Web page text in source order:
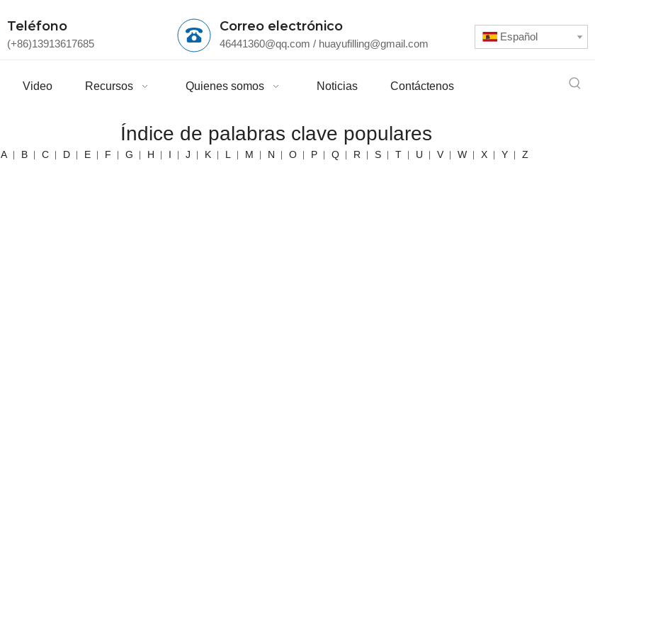
Teléfono
(+86)13913617685
Correo electrónico
46441360@qq.com / huayufilling@gmail.com
Español
Video Recursos Quienes somos Noticias Contáctenos
Índice de palabras clave populares
A B C D E F G H I J K L M N O P Q R S T U V W X Y Z